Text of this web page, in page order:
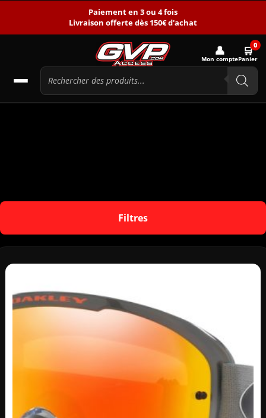
Paiement en 3 ou 4 fois
Livraison offerte dès 150€ d'achat
👤
Mon compte
🛒0
Panier
Filtres